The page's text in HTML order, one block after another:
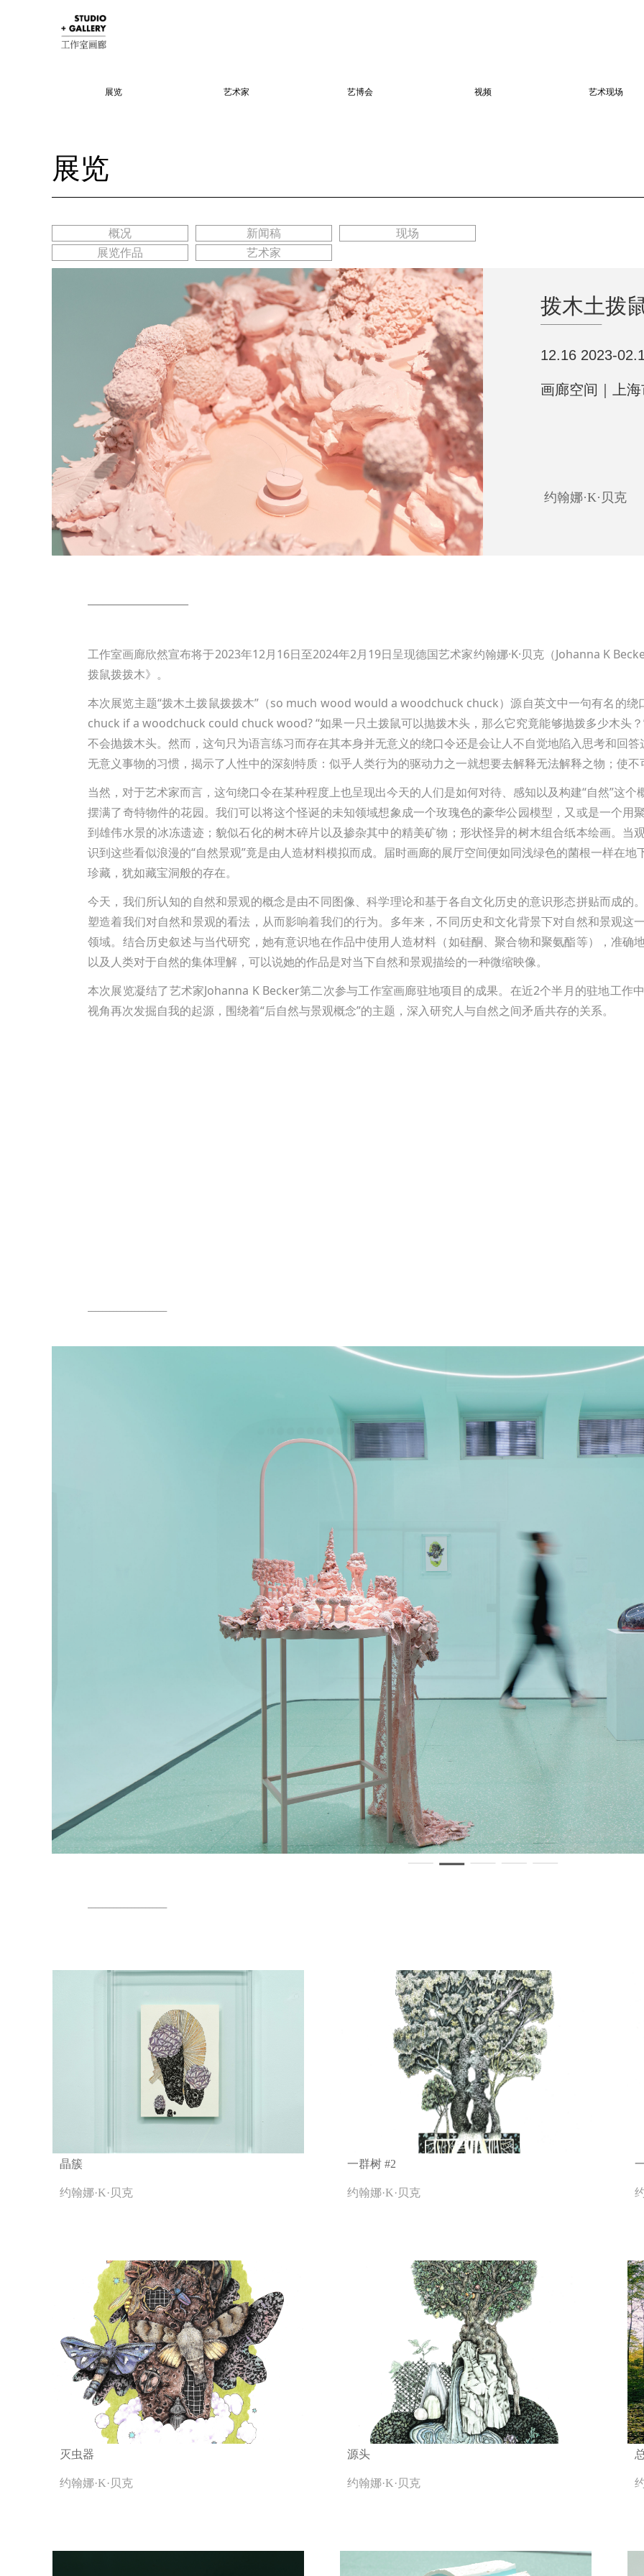
展览 艺术家 艺博会 视频 艺术现场
展览
概况 新闻稿
现场
展览作品
艺术家
拨木土拨
_________________
12.16 2023-
画廊空间｜上
约翰娜·K·贝克
工作室画廊欣然宣布将于2023年12月16日至2024年2月19日呈现德国艺术家约翰娜·K·贝克（Johanna K
拨鼠拨拨木》。
本次展览主题“拨木土拨鼠拨拨木”（so much wood would a woodchuck chuck）源自英文中一句有名的
chuck if a woodchuck could chuck wood? “如果一只土拨鼠可以抛拨木头，那么它究竟能够抛拨多少木头
不会抛拨木头。然而，这句只为语言练习而存在其本身并无意义的绕口令还是会让人不自觉地陷入思考和回
无意义事物的习惯，揭示了人性中的深刻特质：似乎人类行为的驱动力之一就想要去解释无法解释之物；使
当然，对于艺术家而言，这句绕口令在某种程度上也呈现出今天的人们是如何对待、感知以及构建“自然”这
摆满了奇特物件的花园。我们可以将这个怪诞的未知领域想象成一个玫瑰色的豪华公园模型，又或是一个用
到雄伟水景的冰冻遗迹；貌似石化的树木碎片以及掺杂其中的精美矿物；形状怪异的树木组合纸本绘画。当
识到这些看似浪漫的“自然景观”竟是由人造材料模拟而成。届时画廊的展厅空间便如同浅绿色的菌根一样在
珍藏，犹如藏宝洞般的存在。
今天，我们所认知的自然和景观的概念是由不同图像、科学理论和基于各自文化历史的意识形态拼贴而成的
塑造着我们对自然和景观的看法，从而影响着我们的行为。多年来，不同历史和文化背景下对自然和景观这
领域。结合历史叙述与当代研究，她有意识地在作品中使用人造材料（如硅酮、聚合物和聚氨酯等），准确
以及人类对于自然的集体理解，可以说她的作品是对当下自然和景观描绘的一种微缩映像。
本次展览凝结了艺术家Johanna K Becker第二次参与工作室画廊驻地项目的成果。在近2个半月的驻地工作
视角再次发掘自我的起源，围绕着“后自然与景观概念”的主题，深入研究人与自然之间矛盾共存的关系。
晶簇
约翰娜·K·贝克
一群树 #2
约翰娜·K·贝克
灭虫器
约翰娜·K·贝克
源头
约翰娜·K·贝克